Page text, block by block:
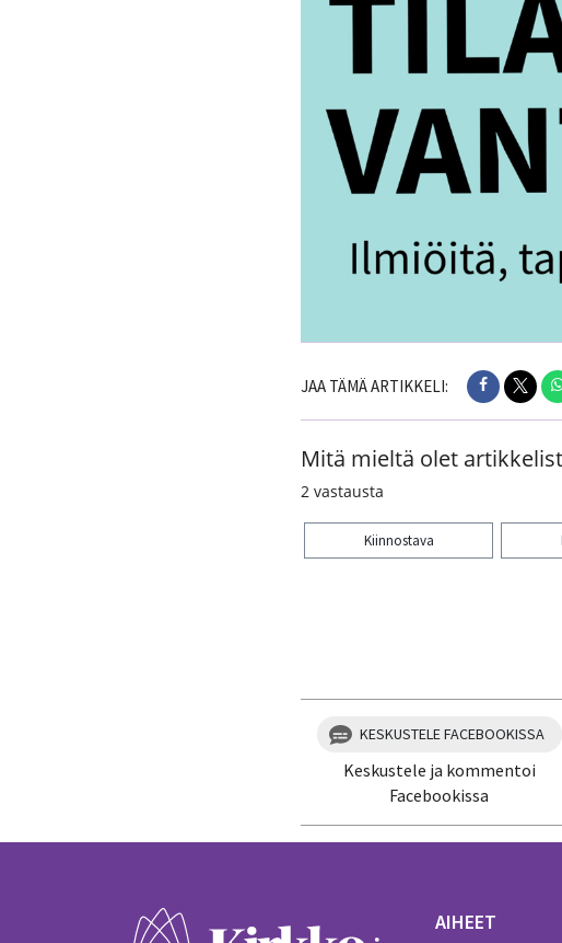
JAA TÄMÄ ARTIKKELI:
Mitä mieltä olet
2 vastausta
Kiinnostava
KESKUSTELE FACEBOOKISSA
Keskustele ja kommentoi
Facebookissa
AIHEET